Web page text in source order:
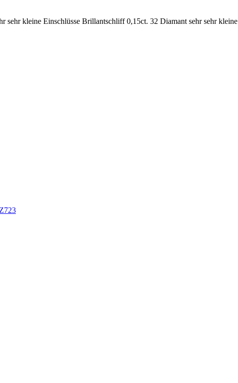
kleine Einschlüsse Brillantschliff 0,15ct. 32 Diamant sehr sehr